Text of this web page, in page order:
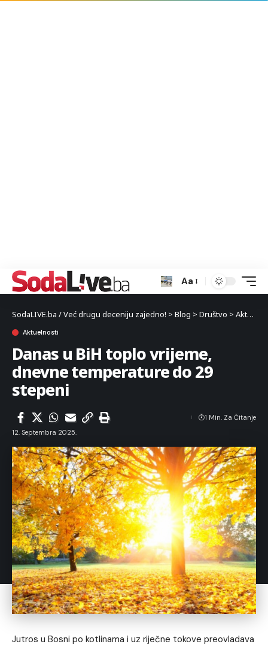
Aa
SodaLIVE.ba / Već drugu deceniju zajedno! > Blog > Društvo > Aktuelnosti
Aktuelnosti
Danas u BiH toplo vrijeme,
dnevne temperature do 29
stepeni
12. Septembra 2025.
1 Min. Za Čitanje
Jutros u Bosni po kotlinama i uz riječne tokove preovladava